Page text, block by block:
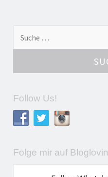
Follow Us!
Folge mir auf Bloglovin